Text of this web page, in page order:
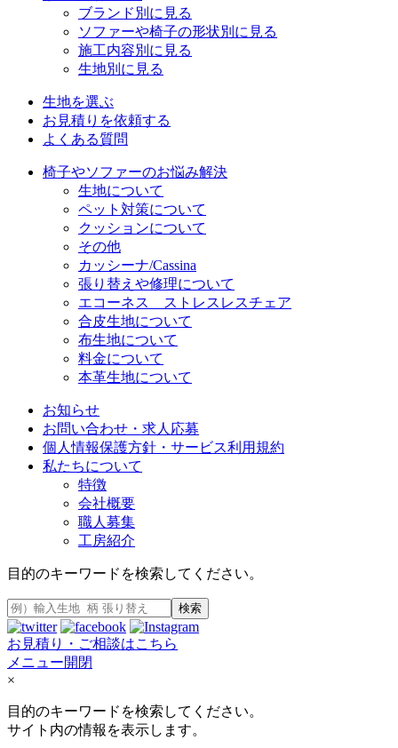
ブランド別に見る
ソファーや椅子の形状別に見る
施工内容別に見る
生地別に見る
生地を選ぶ
お見積りを依頼する
よくある質問
椅子やソファーのお悩み解決
生地について
ペット対策について
クッションについて
その他
カッシーナ/Cassina
張り替えや修理について
エコーネス ストレスレスチェア
合皮生地について
布生地について
料金について
本革生地について
お知らせ
お問い合わせ・求人応募
個人情報保護方針・サービス利用規約
私たちについて
特徴
会社概要
職人募集
工房紹介
目的のキーワードを検索してください。
検索
お見積り・ご相談はこちら
メニュー開閉
×
目的のキーワードを検索してください。
サイト内の情報を表示します。